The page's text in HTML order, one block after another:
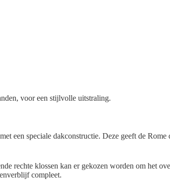
voor een stijlvolle uitstraling.
een speciale dakconstructie. Deze geeft de
rechte klossen kan er gekozen worden om het
compleet.